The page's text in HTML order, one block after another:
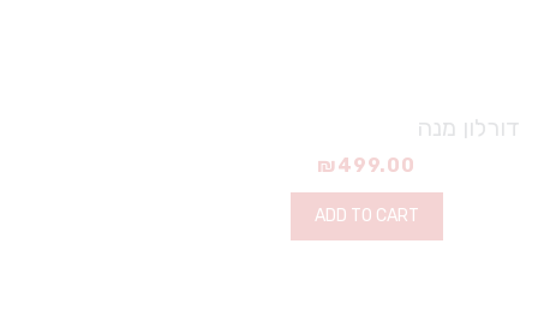
דורלון מנה
₪499.00
ADD TO CART